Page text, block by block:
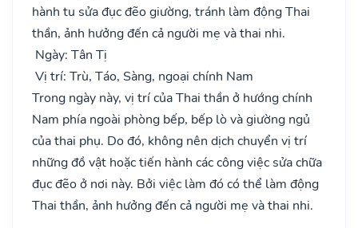
hành tu sửa đục đẽo giường, tránh làm động Thai
thần, ảnh hưởng đến cả người mẹ và thai nhi.
Ngày: Tân Tị
Vị trí: Trù, Táo, Sàng, ngoại chính Nam
Trong ngày này, vị trí của Thai thần ở hướng chính
Nam phía ngoài phòng bếp, bếp lò và giường ngủ
của thai phụ. Do đó, không nên dịch chuyển vị trí
những đồ vật hoặc tiến hành các công việc sửa chữa
đục đẽo ở nơi này. Bởi việc làm đó có thể làm động
Thai thần, ảnh hưởng đến cả người mẹ và thai nhi.